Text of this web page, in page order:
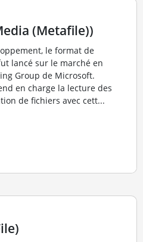
(Metafile))
le format de
lancé sur le marché en
Group de Microsoft.
en charge la lecture des
de fichiers avec cett...